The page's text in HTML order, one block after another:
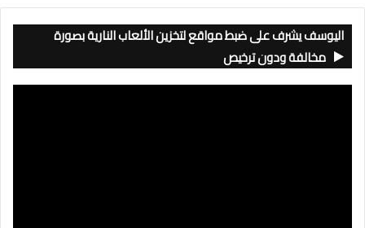
اليوسف يشرف على ضبط مواقع لتخزين الألعاب النارية بصورة
مخالفة ودون ترخيص